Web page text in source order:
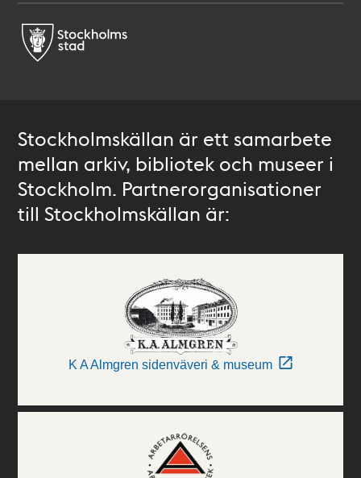
Stockholmskällan är ett samarbete
mellan arkiv, bibliotek och museer i
Stockholm. Partnerorganisationer
till Stockholmskällan är:
K A Almgren sidenväveri & museum